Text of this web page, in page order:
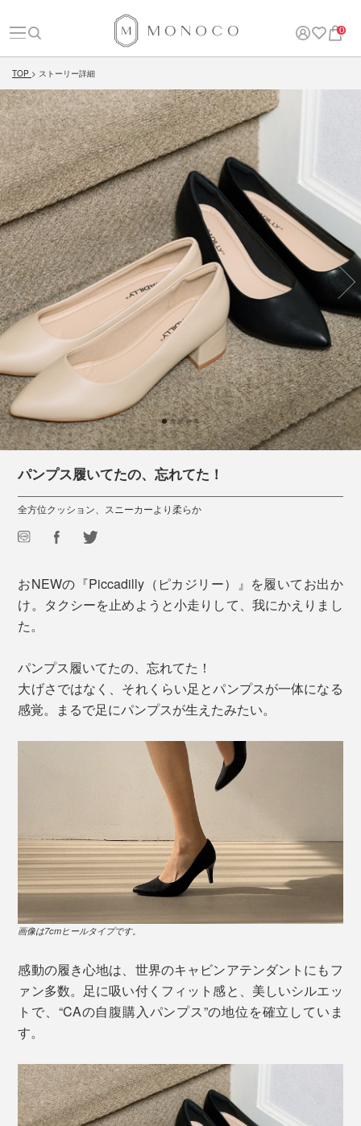
0
TOP ストーリー詳細
パンプス履いてたの、忘れてた！
全方位クッション、スニーカーより柔らか
おNEWの『Piccadilly（ピカジリー）』を履いてお出か
け。タクシーを止めようと小走りして、我にかえりまし
た。
パンプス履いてたの、忘れてた！
大げさではなく、それくらい足とパンプスが一体になる
感覚。まるで足にパンプスが生えたみたい。
画像は7cmヒールタイプです。
感動の履き心地は、世界のキャビンアテンダントにもフ
ァン多数。足に吸い付くフィット感と、美しいシルエッ
トで、“CAの自腹購入パンプス”の地位を確立していま
す。